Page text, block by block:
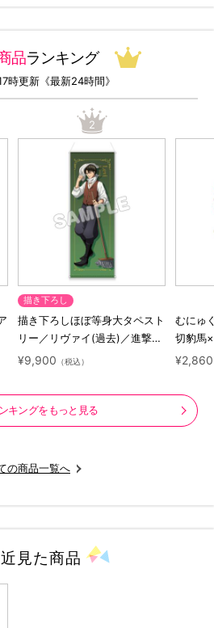
品ランキング
時更新《最新24時間》
2
描き下ろし
描き下ろしほぼ等身大タペスト
リー／リヴァイ(過去)／進撃の
巨人 10 Years Journey
¥9,900 （税込）
むにゅ
切豹馬
ロック
¥2,860
キングをもっと見る
の商品一覧へ
見た商品